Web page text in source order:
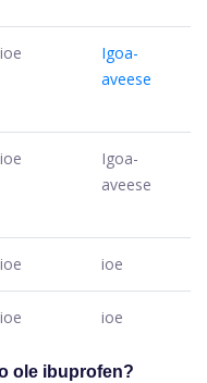
ioe
Igoa-
aveese
ioe
Igoa-
aveese
ioe ioe
ioe ioe
ole ibuprofen?